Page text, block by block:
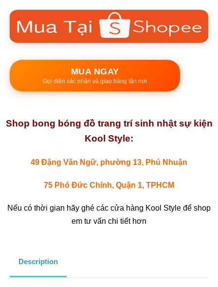
MUA NGAY
Gọi điện xác nhận và giao hàng tận nơi
Shop bong bóng đồ trang trí sinh nhật sự kiện
Kool Style:
49 Đặng Văn Ngữ, phường 13, Phú Nhuận
75 Phó Đức Chính, Quận 1, TPHCM
Nếu có thời gian hãy ghé các cửa hàng Kool Style để shop
em tư vấn chi tiết hơn
Description